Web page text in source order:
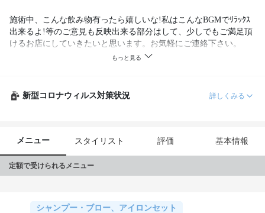
施術中、こんな飲み物有ったら嬉しいな!私はこんなBGMでﾘﾗｯｸｽ
出来るよ!等のご意見も反映出来る部分はして、少しでもご満足頂
けるお店にしていきたいと思います。お気軽にご連絡下さい。
新型コロナウィルス対策状況 詳しくみる
メニュー スタイリスト 評価 基本情報
定額で受けられるメニュー
シャンプー・ブロー、アイロンセット